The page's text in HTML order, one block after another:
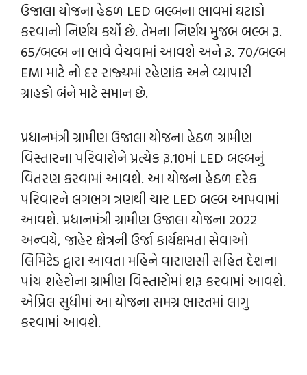
ઉજાલા યોજના હેઠળ LED બલ્બના ભાવમાં ઘટાડો
કરવાનો નિર્ણય કર્યો છે. તેમના નિર્ણય મુજબ બલ્બ રૂ.
65/બલ્બ ના ભાવે વેચવામાં આવશે અને રૂ. 70/બલ્બ
EMI માટે નો દર રાજ્યમાં રહેણાંક અને વ્યાપારી
ગ્રાહકો બંને માટે સમાન છે.
પ્રધાનમંત્રી ગ્રામીણ ઉજાલા યોજના હેઠળ ગ્રામીણ
વિસ્તારના પરિવારોને પ્રત્યેક રૂ.10માં LED બલ્બનું
વિતરણ કરવામાં આવશે. આ યોજના હેઠળ દરેક
પરિવારને લગભગ ત્રણથી ચાર LED બલ્બ આપવામાં
આવશે. પ્રધાનમંત્રી ગ્રામીણ ઉજાલા યોજના 2022
અન્‍વયે, જાહેર ક્ષેત્રની ઉર્જા કાર્યક્ષમતા સેવાઓ
લિમિટેડ દ્વારા આવતા મહિને વારાણસી સહિત દેશના
પાંચ શહેરોના ગ્રામીણ વિસ્તારોમાં શરૂ કરવામાં આવશે.
એપ્રિલ સુધીમાં આ યોજના સમગ્ર ભારતમાં લાગુ
કરવામાં આવશે.